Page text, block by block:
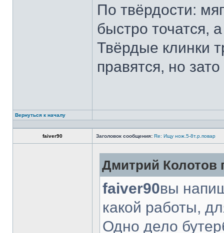
По твёрдости:
быстро точатся,
Твёрдые клинки
правятся, но
Вернуться к началу
faiver90 Заголовок сообщения: Re: Ищу нож.5-8т.р.повар
Дмитрий Колотов
faiver90вы
какой работы,
Одно дело